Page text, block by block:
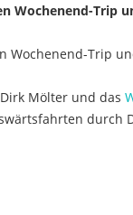
Wochenend-Trip
Wochenend-Trip
Mölter und das
durch